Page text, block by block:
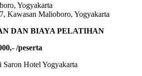
Yogyakarta
Kawasan Malioboro, Yogyakarta
DAN BIAYA PELATIHAN
/peserta
Hotel Yogyakarta